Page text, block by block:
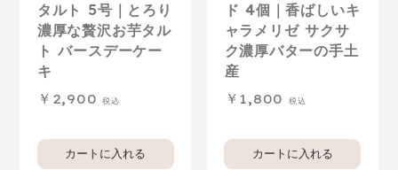
タルト 5号｜とろり
濃厚な贅沢お芋タル
ト バースデーケー
キ
2,900
ド 4個｜香ばしいキ
ャラメリゼ サクサ
ク濃厚バターの手土
産
1,800